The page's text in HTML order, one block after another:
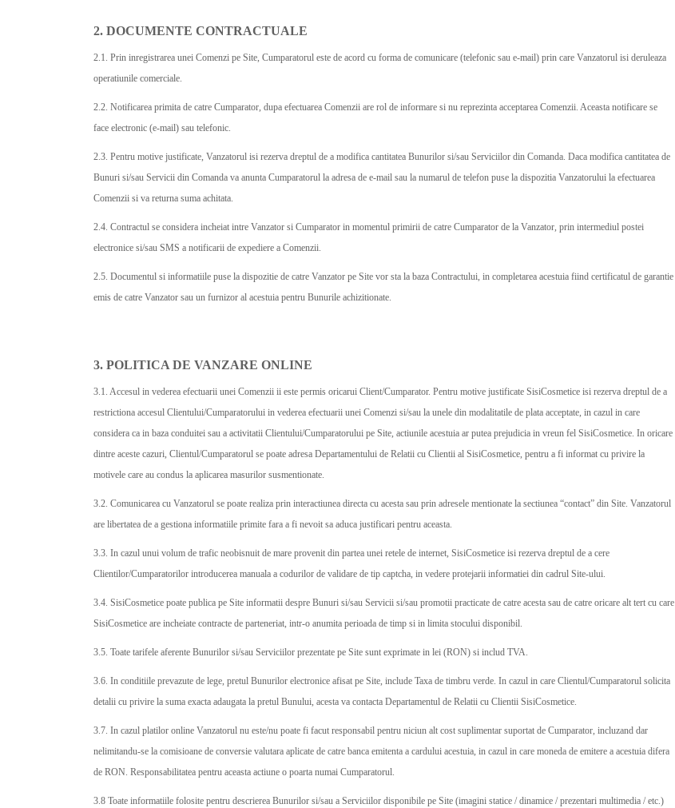
2. DOCUMENTE CONTRACTUALE
2.1. Prin inregistrarea unei Comenzi pe Site, Cumparatorul este de acord cu forma de comunicare (telefonic sau e-mail) prin care Vanzatorul isi deruleaza
operatiunile comerciale.
2.2. Notificarea primita de catre Cumparator, dupa efectuarea Comenzii are rol de informare si nu reprezinta acceptarea Comenzii. Aceasta notificare se
face electronic (e-mail) sau telefonic.
2.3. Pentru motive justificate, Vanzatorul isi rezerva dreptul de a modifica cantitatea Bunurilor si/sau Serviciilor din Comanda. Daca modifica cantitatea de
Bunuri si/sau Servicii din Comanda va anunta Cumparatorul la adresa de e-mail sau la numarul de telefon puse la dispozitia Vanzatorului la efectuarea
Comenzii si va returna suma achitata.
2.4. Contractul se considera incheiat intre Vanzator si Cumparator in momentul primirii de catre Cumparator de la Vanzator, prin intermediul postei
electronice si/sau SMS a notificarii de expediere a Comenzii.
2.5. Documentul si informatiile puse la dispozitie de catre Vanzator pe Site vor sta la baza Contractului, in completarea acestuia fiind certificatul de garantie
emis de catre Vanzator sau un furnizor al acestuia pentru Bunurile achizitionate.
3. POLITICA DE VANZARE ONLINE
3.1. Accesul in vederea efectuarii unei Comenzii ii este permis oricarui Client/Cumparator. Pentru motive justificate SisiCosmetice isi rezerva dreptul de a
restrictiona accesul Clientului/Cumparatorului in vederea efectuarii unei Comenzi si/sau la unele din modalitatile de plata acceptate, in cazul in care
considera ca in baza conduitei sau a activitatii Clientului/Cumparatorului pe Site, actiunile acestuia ar putea prejudicia in vreun fel SisiCosmetice. In oricare
dintre aceste cazuri, Clientul/Cumparatorul se poate adresa Departamentului de Relatii cu Clientii al SisiCosmetice, pentru a fi informat cu privire la
motivele care au condus la aplicarea masurilor susmentionate.
3.2. Comunicarea cu Vanzatorul se poate realiza prin interactiunea directa cu acesta sau prin adresele mentionate la sectiunea “contact” din Site. Vanzatorul
are libertatea de a gestiona informatiile primite fara a fi nevoit sa aduca justificari pentru aceasta.
3.3. In cazul unui volum de trafic neobisnuit de mare provenit din partea unei retele de internet, SisiCosmetice isi rezerva dreptul de a cere
Clientilor/Cumparatorilor introducerea manuala a codurilor de validare de tip captcha, in vedere protejarii informatiei din cadrul Site-ului.
3.4. SisiCosmetice poate publica pe Site informatii despre Bunuri si/sau Servicii si/sau promotii practicate de catre acesta sau de catre oricare alt tert cu care
SisiCosmetice are incheiate contracte de parteneriat, intr-o anumita perioada de timp si in limita stocului disponibil.
3.5. Toate tarifele aferente Bunurilor si/sau Serviciilor prezentate pe Site sunt exprimate in lei (RON) si includ TVA.
3.6. In conditiile prevazute de lege, pretul Bunurilor electronice afisat pe Site, include Taxa de timbru verde. In cazul in care Clientul/Cumparatorul solicita
detalii cu privire la suma exacta adaugata la pretul Bunului, acesta va contacta Departamentul de Relatii cu Clientii SisiCosmetice.
3.7. In cazul platilor online Vanzatorul nu este/nu poate fi facut responsabil pentru niciun alt cost suplimentar suportat de Cumparator, incluzand dar
nelimitandu-se la comisioane de conversie valutara aplicate de catre banca emitenta a cardului acestuia, in cazul in care moneda de emitere a acestuia difera
de RON. Responsabilitatea pentru aceasta actiune o poarta numai Cumparatorul.
3.8 Toate informatiile folosite pentru descrierea Bunurilor si/sau a Serviciilor disponibile pe Site (imagini statice / dinamice / prezentari multimedia / etc.)